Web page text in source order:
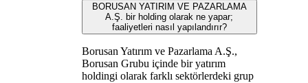
BORUSAN YATIRIM VE PAZARLAMA
A.Ş. bir holding olarak ne yapar;
faaliyetleri nasıl yapılandırır?
Borusan Yatırım ve Pazarlama A.Ş.,
Borusan Grubu içinde bir yatırım
holdingi olarak farklı sektörlerdeki grup